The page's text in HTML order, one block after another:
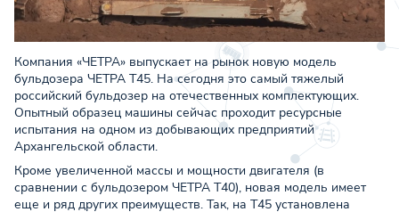
Компания «ЧЕТРА» выпускает на рынок новую модель
бульдозера ЧЕТРА Т45. На сегодня это самый тяжелый
российский бульдозер на отечественных комплектующих.
Опытный образец машины сейчас проходит ресурсные
испытания на одном из добывающих предприятий
Архангельской области.
Кроме увеличенной массы и мощности двигателя (в
сравнении с бульдозером ЧЕТРА Т40), новая модель имеет
еще и ряд других преимуществ. Так, на Т45 установлена